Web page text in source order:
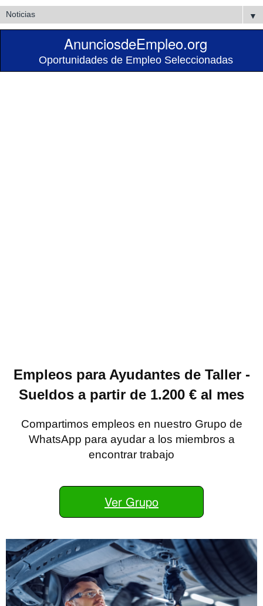
▼
AnunciosdeEmpleo.org
Oportunidades de Empleo Seleccionadas
Empleos para Ayudantes de Taller -
Sueldos a partir de 1.200 € al mes
Compartimos empleos en nuestro Grupo de
WhatsApp para ayudar a los miembros a
encontrar trabajo
Ver Grupo